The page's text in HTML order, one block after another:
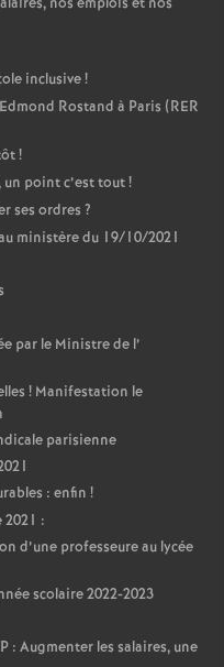
s
T
o
u
s
inclusive!
Rostand à Paris (RER
!
point c’est tout!
ses ordres ?
ministère du 19/10/2021
par le Ministre de l’
! Manifestation le
parisienne
: enfin !
:
d’une professeure au lycée
scolaire 2022-2023
: Augmenter les salaires, une